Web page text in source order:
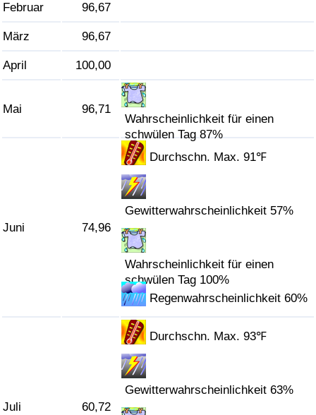
Februar 96,67
März 96,67
April 100,00
Mai 96,71
Wahrscheinlichkeit für einen
schwülen Tag 87%
Juni 74,96
Durchschn. Max. 91℉
Gewitterwahrscheinlichkeit 57%
Wahrscheinlichkeit für einen
schwülen Tag 100%
Regenwahrscheinlichkeit 60%
Juli 60,72
Durchschn. Max. 93℉
Gewitterwahrscheinlichkeit 63%
Umweltverschmutzungs-Index (aktuell)
Verschmutzungsindex
Umweltverschmutzungs-Index nach Land
Verkehr
Verkehrs-Index (aktuell)
Verkehrs-Index nach Land